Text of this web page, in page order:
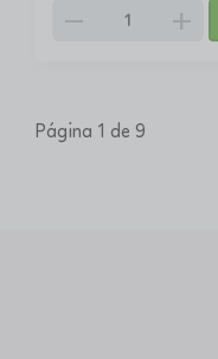
remove add
Página 1 de 9